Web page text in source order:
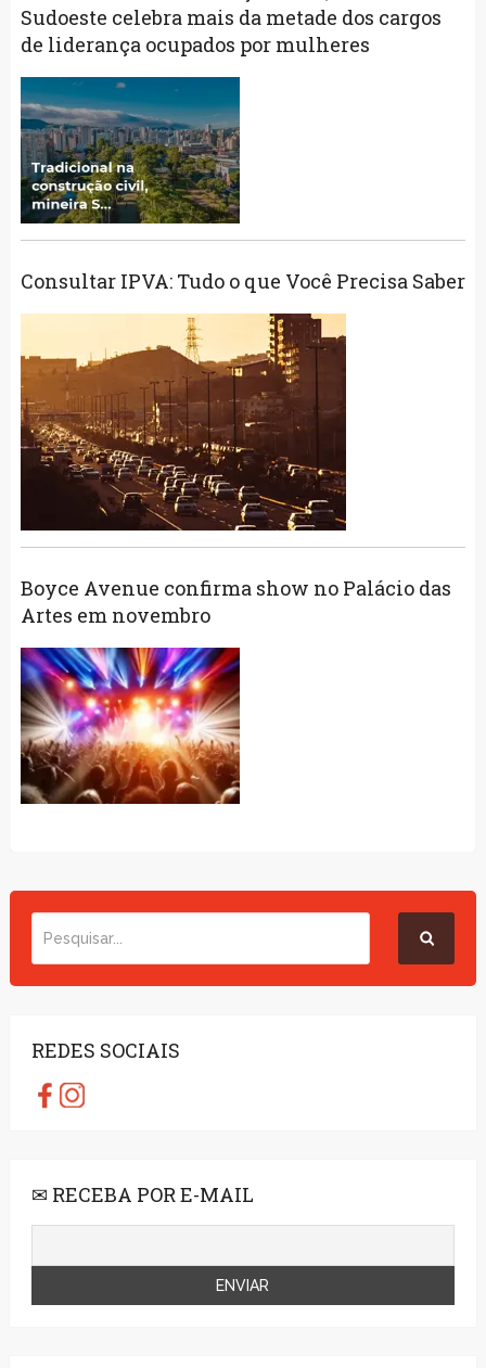
Sudoeste celebra mais da metade dos cargos
de liderança ocupados por mulheres
Consultar IPVA: Tudo o que Você Precisa Saber
Boyce Avenue confirma show no Palácio das
Artes em novembro
REDES SOCIAIS
✉ RECEBA POR E-MAIL